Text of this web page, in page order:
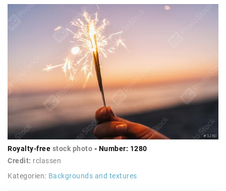
Royalty-free stock photo - Number: 1280
Credit: rclassen
Kategorien: Backgrounds and textures